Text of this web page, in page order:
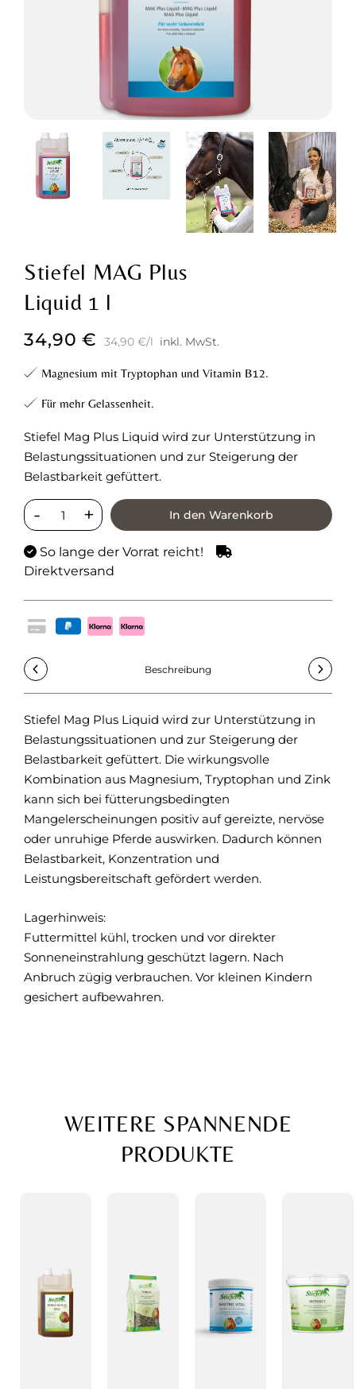
Stiefel MAG Plus
Liquid 1 l
34,90€ 34,90 €/l inkl. MwSt.
Magnesium mit Tryptophan und Vitamin B12.
Für mehr Gelassenheit.
Stiefel Mag Plus Liquid wird zur Unterstützung in
Belastungssituationen und zur Steigerung der
Belastbarkeit gefüttert.
In den Warenkorb
So lange der Vorrat reicht!
Direktversand
Beschreibung
Stiefel Mag Plus Liquid wird zur Unterstützung in
Belastungssituationen und zur Steigerung der
Belastbarkeit gefüttert. Die wirkungsvolle
Kombination aus Magnesium, Tryptophan und Zink
kann sich bei fütterungsbedingten
Mangelerscheinungen positiv auf gereizte, nervöse
oder unruhige Pferde auswirken. Dadurch können
Belastbarkeit, Konzentration und
Leistungsbereitschaft gefördert werden.
Lagerhinweis:
Futtermittel kühl, trocken und vor direkter
Sonneneinstrahlung geschützt lagern. Nach
Anbruch zügig verbrauchen. Vor kleinen Kindern
gesichert aufbewahren.
WEITERE SPANNENDE
PRODUKTE